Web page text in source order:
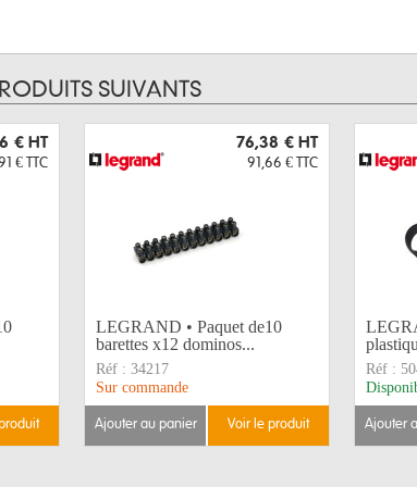
SUIVANTS
€ HT
€ TTC
76,38 € HT
91,66 € TTC
LEGRAND • Paquet de10
barettes x12 dominos...
Réf : 34217
Sur commande
ajouter au panier voir le produit
Réf :
ajouter